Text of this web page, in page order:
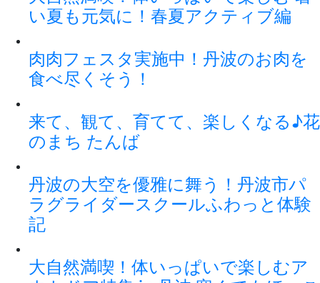
い夏も元気に！春夏アクティブ編
肉肉フェスタ実施中！丹波のお肉を
食べ尽くそう！
来て、観て、育てて、楽しくなる♪花
のまち たんば
丹波の大空を優雅に舞う！丹波市パ
ラグライダースクールふわっと体験
記
大自然満喫！体いっぱいで楽しむア